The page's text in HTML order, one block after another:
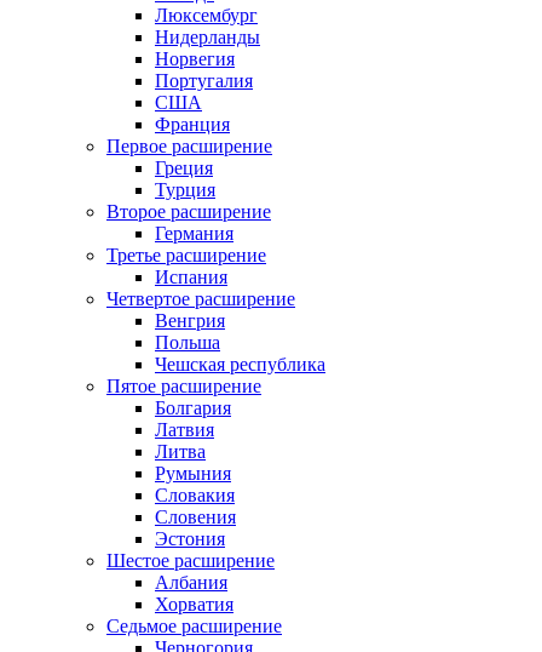
Люксембург
Нидерланды
Норвегия
Португалия
США
Франция
Первое расширение
Греция
Турция
Второе расширение
Германия
Третье расширение
Испания
Четвертое расширение
Венгрия
Польша
Чешская республика
Пятое расширение
Болгария
Латвия
Литва
Румыния
Словакия
Словения
Эстония
Шестое расширение
Албания
Хорватия
Седьмое расширение